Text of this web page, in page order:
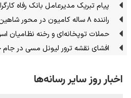
پیام تبریک مدیرعامل بانک رفاه
راننده ۸ ساله کامیون در محور شاهین شهر متوقف شد
حملات توپخانه‌ای و رخنه نظامیان
افشای نقشه ترور لیونل مسی در جام